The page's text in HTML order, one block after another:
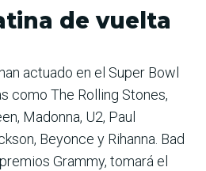
de vuelta
actuado en el Super Bowl
como The Rolling Stones,
Madonna, U2, Paul
Beyonce y Rihanna. Bad
Grammy, tomará el